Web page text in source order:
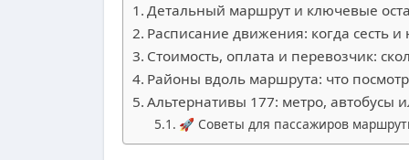
Детальный маршрут и ключевые
Расписание движения: когда сесть
Стоимость, оплата и перевозчик:
Районы вдоль маршрута: что
Альтернативы 177: метро, автобусы
🚀 Советы для пассажиров